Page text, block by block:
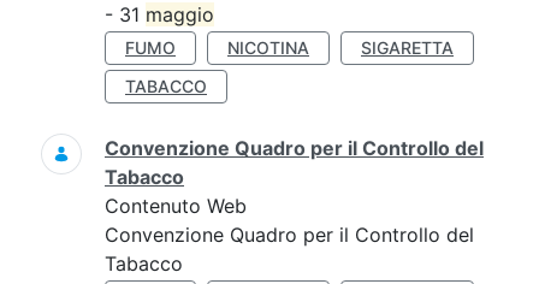
- 31 maggio
FUMO NICOTINA
SIGARETTA
TABACCO
Convenzione Quadro per il Controllo del
Tabacco
Contenuto Web
Convenzione Quadro per il Controllo del
Tabacco